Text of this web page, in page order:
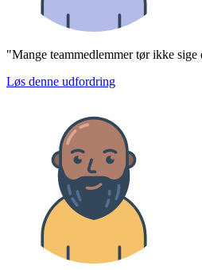
"Mange teammedlemmer tør ikke sige
Løs denne udfordring